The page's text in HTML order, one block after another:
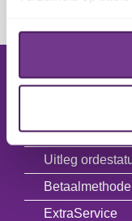
Bestellen
Online
Uitleg
ExtraService